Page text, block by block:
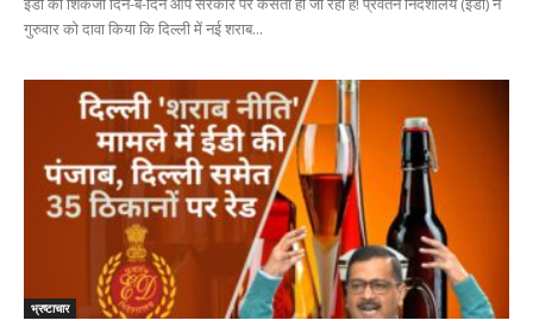
गुरुवार को दावा किया कि दिल्ली में नई शराब...
भ्रष्टाचार